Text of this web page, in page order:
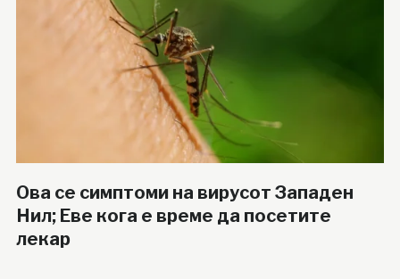
Ова се симптоми на вирусот Западен
Нил; Еве кога е време да посетите
лекар